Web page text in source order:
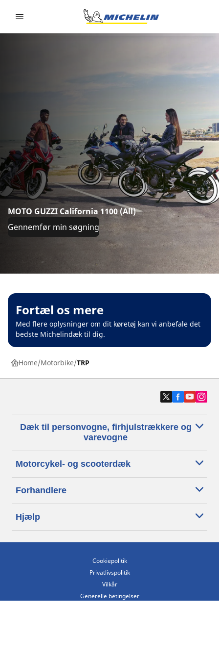
MOTO GUZZI California 1100 (All)
Gennemfør min søgning
Fortæl os mere
Med flere oplysninger om dit køretøj kan vi anbefale det
bedste Michelindæk til dig.
Home Motorbike TRP
Dæk til personvogne, firhjulstrækkere og
varevogne
Motorcykel- og scooterdæk
Forhandlere
Hjælp
Cookiepolitik
Privatlivspolitik
Vilkår
Generelle betingelser